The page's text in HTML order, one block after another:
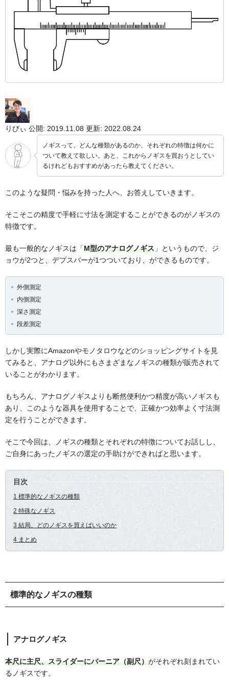
りびぃ 公開: 2019.11.08 更新: 2022.08.24
ノギスって、どんな種類があるのか、それぞれの特徴は何かに
ついて教えて欲しい。あと、これからノギスを買おうとしてい
るけれどもおすすめがあったら教えてください。
このような疑問・悩みを持った人へ、お答えしていきます。
そこそこの精度で手軽に寸法を測定することができるのがノギスの
特徴です。
最も一般的なノギスは「M型のアナログノギス 」というもので、ジ
ョウが2つと、デプスバーが1つついており、ができるものです。
外側測定
内側測定
深さ測定
段差測定
しかし実際にAmazonやモノタロウなどのショッピングサイトを見
てみると、アナログ以外にもさまざまなノギスの種類が販売されて
いることがわかります。
もちろん、アナログノギスよりも断然便利かつ精度が高いノギスも
あり、このような器具を使用することで、正確かつ効率よく寸法測
定を行うことができます。
そこで今回は、ノギスの種類とそれぞれの特徴についてお話しし、
ご自身にあったノギスの選定の手助けができればと思います。
目次
1 標準的なノギスの種類
2 特殊なノギス
3 結局、どのノギスを買えばいいのか
4 まとめ
標準的なノギスの種類
アナログノギス
本尺に主尺、スライダーにバーニア（副尺）がそれぞれ刻まれてい
るノギスです。